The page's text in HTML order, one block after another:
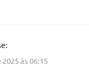
às 06:15